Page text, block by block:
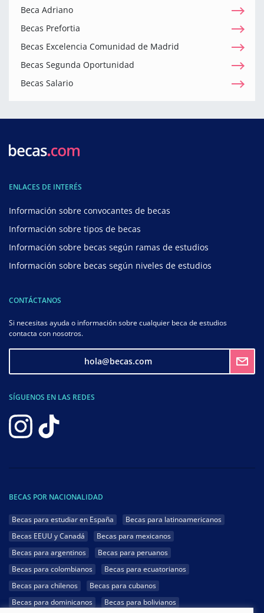
Beca Adriano
Becas Prefortia
Becas Excelencia Comunidad de Madrid
Becas Segunda Oportunidad
Becas Salario
ENLACES DE INTERÉS
Información sobre convocantes de becas
Información sobre tipos de becas
Información sobre becas según ramas de estudios
Información sobre becas según niveles de estudios
CONTÁCTANOS
Si necesitas ayuda o información sobre cualquier beca de estudios
contacta con nosotros.
hola@becas.com
SÍGUENOS EN LAS REDES
BECAS POR NACIONALIDAD
Becas para estudiar en España
Becas para latinoamericanos
Becas EEUU y Canadá
Becas para mexicanos
Becas para argentinos
Becas para peruanos
Becas para colombianos
Becas para ecuatorianos
Becas para chilenos
Becas para cubanos
Becas para dominicanos
Becas para bolivianos